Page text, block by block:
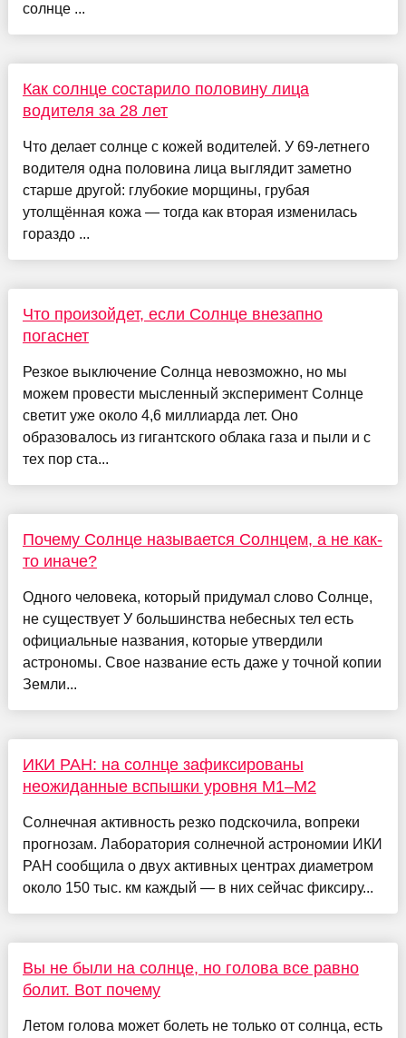
солнце ...
Как солнце состарило половину лица
водителя за 28 лет
Что делает солнце с кожей водителей. У 69-летнего
водителя одна половина лица выглядит заметно
старше другой: глубокие морщины, грубая
утолщённая кожа — тогда как вторая изменилась
гораздо ...
Что произойдет, если Солнце внезапно
погаснет
Резкое выключение Солнца невозможно, но мы
можем провести мысленный эксперимент Солнце
светит уже около 4,6 миллиарда лет. Оно
образовалось из гигантского облака газа и пыли и с
тех пор ста...
Почему Солнце называется Солнцем, а не как-
то иначе?
Одного человека, который придумал слово Солнце,
не существует У большинства небесных тел есть
официальные названия, которые утвердили
астрономы. Свое название есть даже у точной копии
Земли...
ИКИ РАН: на солнце зафиксированы
неожиданные вспышки уровня M1–M2
Солнечная активность резко подскочила, вопреки
прогнозам. Лаборатория солнечной астрономии ИКИ
РАН сообщила о двух активных центрах диаметром
около 150 тыс. км каждый — в них сейчас фиксиру...
Вы не были на солнце, но голова все равно
болит. Вот почему
Летом голова может болеть не только от солнца, есть